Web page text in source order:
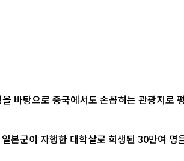
바탕으로 중국에서도 손꼽히는 관광지로
군이 자행한 대학살로 희생된 30만여 명